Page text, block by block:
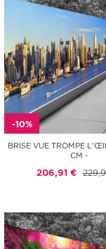
-10%
BRISE VUE TROMPE
CM -
206,91 €